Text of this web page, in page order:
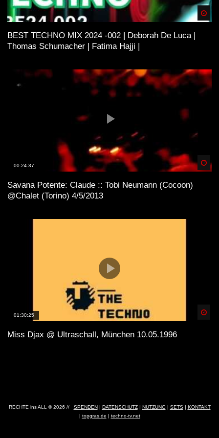
BEST TECHNO MIX 2024 -002 | Deborah De Luca |
Thomas Schumacher | Fatima Hajji |
00:24:37
Savana Potente: Claude :: Tobi Neumann (Cocoon)
@Chalet (Torino) 4/5/2013
01:30:25
Miss Djax @ Ultraschall, München 10.05.1996
RECHTE ins ALL © 2026 // SPENDEN| DATENSCHUTZ| NUTZUNG | SETS| KONTAKT
| topgras.de | techno-tv.net